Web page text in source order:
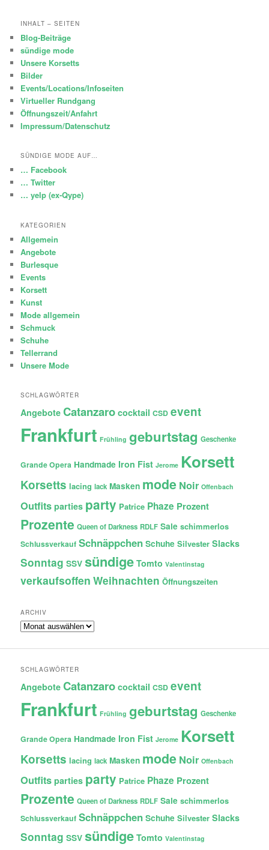
INHALT – SEITEN
Blog-Beiträge
sündige mode
Unsere Korsetts
Bilder
Events/Locations/Infoseiten
Virtueller Rundgang
Öffnungszeit/Anfahrt
Impressum/Datenschutz
SÜNDIGE MODE AUF…
… Facebook
… Twitter
… yelp (ex-Qype)
KATEGORIEN
Allgemein
Angebote
Burlesque
Events
Korsett
Kunst
Mode allgemein
Schmuck
Schuhe
Tellerrand
Unsere Mode
SCHLAGWÖRTER
Angebote Catanzaro cocktail CSD event
Frankfurt Frühling geburtstag Geschenke
Grande Opera Handmade Iron Fist Jerome Korsett
Korsetts lacing lack Masken mode Noir Offenbach
Outfits parties party Patrice Phaze Prozent
Prozente Queen of Darkness RDLF Sale schimmerlos
Schlussverkauf Schnäppchen Schuhe Silvester Slacks
Sonntag SSV sündige Tomto Valentinstag
verkaufsoffen Weihnachten Öffnungszeiten
ARCHIV
Archiv
SCHLAGWÖRTER
Angebote Catanzaro cocktail CSD event
Frankfurt Frühling geburtstag Geschenke
Grande Opera Handmade Iron Fist Jerome Korsett
Korsetts lacing lack Masken mode Noir Offenbach
Outfits parties party Patrice Phaze Prozent
Prozente Queen of Darkness RDLF Sale schimmerlos
Schlussverkauf Schnäppchen Schuhe Silvester Slacks
Sonntag SSV sündige Tomto Valentinstag